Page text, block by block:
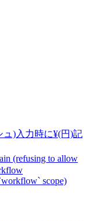
ュ)入力時に¥(円)記
(refusing to allow
scope)